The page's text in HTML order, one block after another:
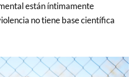
están íntimamente
no tiene base científica